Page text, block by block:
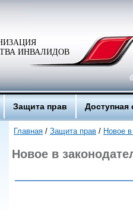
ИНВАЛИДОВ
Защита прав Доступная
Главная / Защита прав / Новое
Новое в